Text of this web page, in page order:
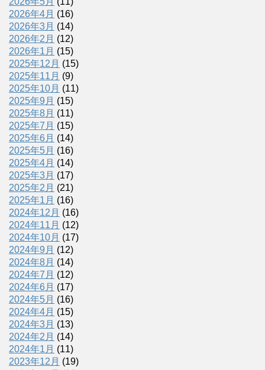
2026年4月 (16)
2026年3月 (14)
2026年2月 (12)
2026年1月 (15)
2025年12月 (15)
2025年11月 (9)
2025年10月 (11)
2025年9月 (15)
2025年8月 (11)
2025年7月 (15)
2025年6月 (14)
2025年5月 (16)
2025年4月 (14)
2025年3月 (17)
2025年2月 (21)
2025年1月 (16)
2024年12月 (16)
2024年11月 (12)
2024年10月 (17)
2024年9月 (12)
2024年8月 (14)
2024年7月 (12)
2024年6月 (17)
2024年5月 (16)
2024年4月 (15)
2024年3月 (13)
2024年2月 (14)
2024年1月 (11)
2023年12月 (19)